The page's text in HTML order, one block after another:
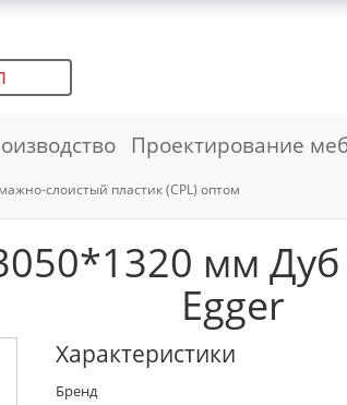
Проектирование
слоистый пластик (CPL) оптом
мм
Egger
Характеристики
Бренд